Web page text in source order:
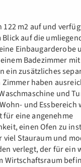
m2 auf und
auf die
Einbaugarderobe
Badezimmer
ein zusätzliches
haben
und
und
eine angenehme
einen Ofen zu
Stauraum und
verlegt, der für ein
Wirtschaftsraum